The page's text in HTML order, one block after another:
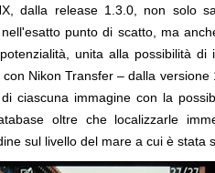
dalla release 1.3.0, non solo
punto di scatto, ma
unita alla possibilità
Nikon Transfer – dalla
ciascuna immagine con la
oltre che localizzarle
sul livello del mare a cui è stata